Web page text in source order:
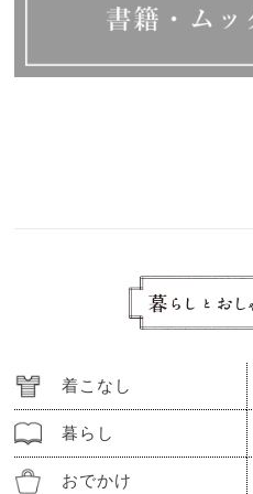
着こなし
暮らし
おでかけ